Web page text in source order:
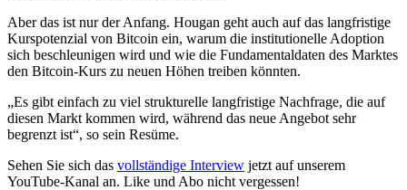
Aber das ist nur der Anfang. Hougan geht auch auf das langfristige
Kurspotenzial von Bitcoin ein, warum die institutionelle Adoption
sich beschleunigen wird und wie die Fundamentaldaten des Marktes
den Bitcoin-Kurs zu neuen Höhen treiben könnten.
„Es gibt einfach zu viel strukturelle langfristige Nachfrage, die auf
diesen Markt kommen wird, während das neue Angebot sehr
begrenzt ist“, so sein Resüme.
Sehen Sie sich das vollständige Interview jetzt auf unserem
YouTube-Kanal an. Like und Abo nicht vergessen!